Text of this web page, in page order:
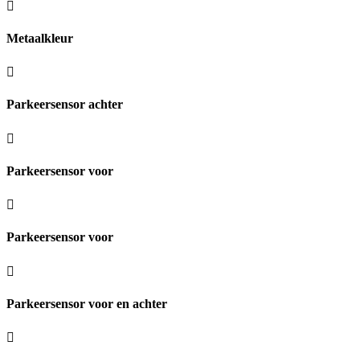
Metaalkleur
Parkeersensor achter
Parkeersensor voor
Parkeersensor voor
Parkeersensor voor en achter